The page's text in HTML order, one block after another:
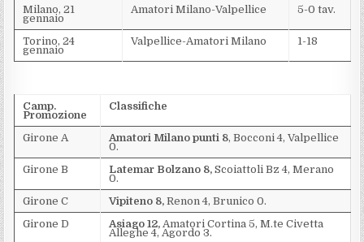
Milano, 21
gennaio
Amatori Milano-Valpellice 5-0 tav.
Torino, 24
gennaio
Valpellice-Amatori Milano 1-18
Camp.
Promozione
Classifiche
Girone A Amatori Milano punti 8, Bocconi 4, Valpellice
0.
Girone B
Latemar Bolzano 8,Scoiattoli Bz 4, Merano
0.
Girone C
Vipiteno 8,Renon 4, Brunico 0.
Girone D
Asiago 12,Amatori Cortina 5, M.te Civetta
Alleghe 4, Agordo 3.